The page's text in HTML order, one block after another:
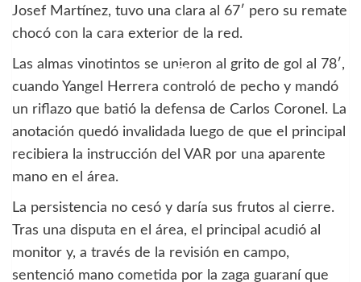
Josef Martínez, tuvo una clara al 67′ pero su remate
chocó con la cara exterior de la red.
Las almas vinotintos se unieron al grito de gol al 78′,
cuando Yangel Herrera controló de pecho y mandó
un riflazo que batió la defensa de Carlos Coronel. La
anotación quedó invalidada luego de que el principal
recibiera la instrucción del VAR por una aparente
mano en el área.
La persistencia no cesó y daría sus frutos al cierre.
Tras una disputa en el área, el principal acudió al
monitor y, a través de la revisión en campo,
sentenció mano cometida por la zaga guaraní que